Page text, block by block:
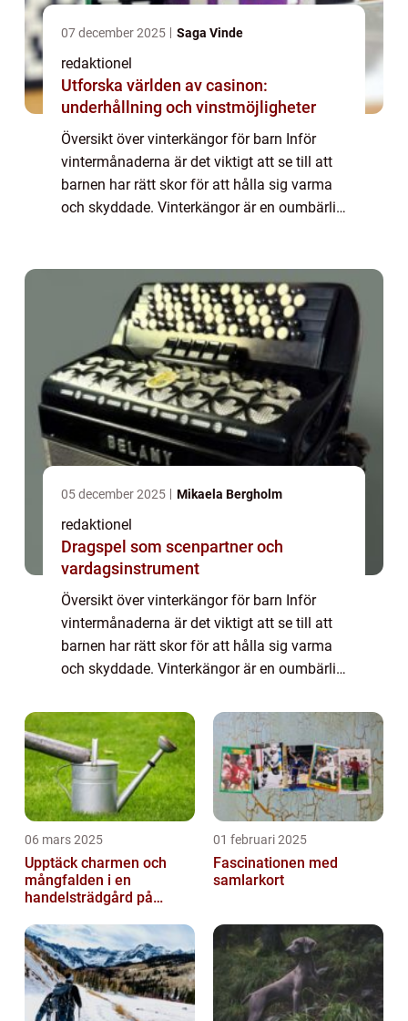
07 december 2025 Saga Vinde
redaktionel
Utforska världen av casinon:
underhållning och vinstmöjligheter
Översikt över vinterkängor för barn Inför
vintermånaderna är det viktigt att se till att
barnen har rätt skor för att hålla sig varma
och skyddade. Vinterkängor är en oumbärlig
05 december 2025 Mikaela Bergholm
redaktionel
Dragspel som scenpartner och
vardagsinstrument
Översikt över vinterkängor för barn Inför
vintermånaderna är det viktigt att se till att
barnen har rätt skor för att hålla sig varma
och skyddade. Vinterkängor är en oumbärlig
viktigt att välja en bra kvalit...
06 mars 2025
Upptäck charmen och
mångfalden i en
handelsträdgård på
01 februari 2025
Fascinationen med
samlarkort